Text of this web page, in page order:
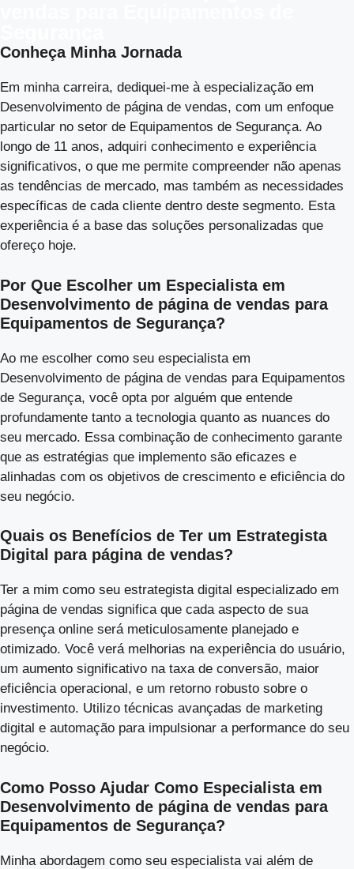
Conheça Minha Jornada
Em minha carreira, dediquei-me à especialização em
Desenvolvimento de página de vendas, com um enfoque
particular no setor de Equipamentos de Segurança. Ao
longo de 11 anos, adquiri conhecimento e experiência
significativos, o que me permite compreender não apenas
as tendências de mercado, mas também as necessidades
específicas de cada cliente dentro deste segmento. Esta
experiência é a base das soluções personalizadas que
ofereço hoje.
Por Que Escolher um Especialista em
Desenvolvimento de página de vendas para
Equipamentos de Segurança?
Ao me escolher como seu especialista em
Desenvolvimento de página de vendas para Equipamentos
de Segurança, você opta por alguém que entende
profundamente tanto a tecnologia quanto as nuances do
seu mercado. Essa combinação de conhecimento garante
que as estratégias que implemento são eficazes e
alinhadas com os objetivos de crescimento e eficiência do
seu negócio.
Quais os Benefícios de Ter um Estrategista
Digital para página de vendas?
Ter a mim como seu estrategista digital especializado em
página de vendas significa que cada aspecto de sua
presença online será meticulosamente planejado e
otimizado. Você verá melhorias na experiência do usuário,
um aumento significativo na taxa de conversão, maior
eficiência operacional, e um retorno robusto sobre o
investimento. Utilizo técnicas avançadas de marketing
digital e automação para impulsionar a performance do seu
negócio.
Como Posso Ajudar Como Especialista em
Desenvolvimento de página de vendas para
Equipamentos de Segurança?
Minha abordagem como seu especialista vai além de